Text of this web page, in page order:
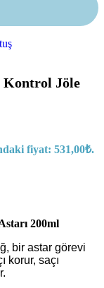
Kontrol Jöle
fiyat: 531,00₺.
200ml
bir astar görevi
korur, saçı